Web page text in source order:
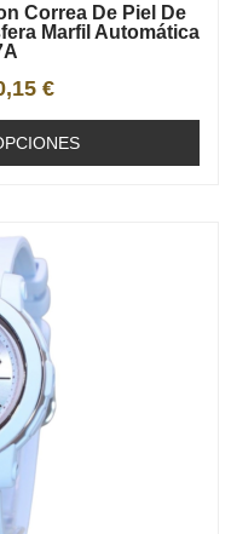
Correa De Piel De
Marfil Automática
€